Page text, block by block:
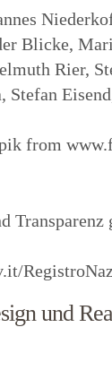
Blicke,
Rier,
Stefan
from
und